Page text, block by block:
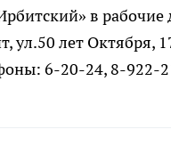
в рабочие
ул.50 лет Октября,
6-20-24, 8-922-